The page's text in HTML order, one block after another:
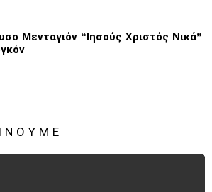
Μενταγιόν “Ιησούς Χριστός Νικά”